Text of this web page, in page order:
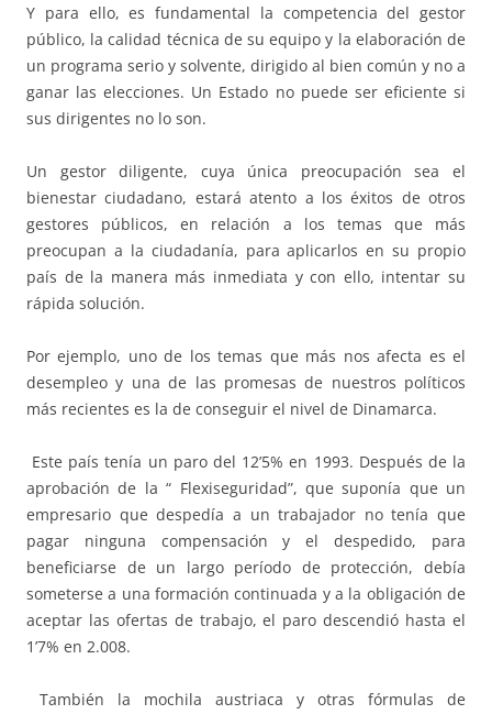
Y para ello, es fundamental la competencia del gestor
público, la calidad técnica de su equipo y la elaboración de
un programa serio y solvente, dirigido al bien común y no a
ganar las elecciones. Un Estado no puede ser eficiente si
sus dirigentes no lo son.
Un gestor diligente, cuya única preocupación sea el
bienestar ciudadano, estará atento a los éxitos de otros
gestores públicos, en relación a los temas que más
preocupan a la ciudadanía, para aplicarlos en su propio
país de la manera más inmediata y con ello, intentar su
rápida solución.
Por ejemplo, uno de los temas que más nos afecta es el
desempleo y una de las promesas de nuestros políticos
más recientes es la de conseguir el nivel de Dinamarca.
Este país tenía un paro del 12’5% en 1993. Después de la
aprobación de la “ Flexiseguridad”, que suponía que un
empresario que despedía a un trabajador no tenía que
pagar ninguna compensación y el despedido, para
beneficiarse de un largo período de protección, debía
someterse a una formación continuada y a la obligación de
aceptar las ofertas de trabajo, el paro descendió hasta el
1’7% en 2.008.
También la mochila austriaca y otras fórmulas de